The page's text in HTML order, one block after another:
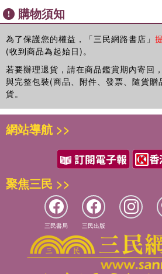
購物須知
為了保護您的權益，「三民網路書店」
(收到商品為起始日)。
若要辦理退貨，請在商品鑑賞期內寄回
與完整包裝(商品、附件、發票、隨貨贈
貨。
網站導航 >>
聚焦三民 >>
三民書局 三民出版